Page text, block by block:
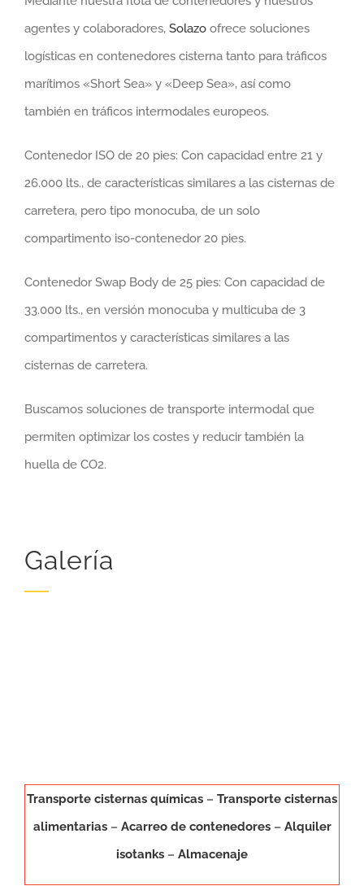
agentes y colaboradores, Solazo ofrece soluciones
logísticas en contenedores cisterna tanto para tráficos
marítimos «Short Sea» y «Deep Sea», así como
también en tráficos intermodales europeos.
Contenedor ISO de 20 pies: Con capacidad entre 21 y
26.000 lts., de características similares a las cisternas de
carretera, pero tipo monocuba, de un solo
compartimento iso-contenedor 20 pies.
Contenedor Swap Body de 25 pies: Con capacidad de
33.000 lts., en versión monocuba y multicuba de 3
compartimentos y características similares a las
cisternas de carretera.
Buscamos soluciones de transporte intermodal que
permiten optimizar los costes y reducir también la
huella de CO2.
Galería
Transporte cisternas químicas – Transporte cisternas
alimentarias– Acarreo de contenedores– Alquiler
isotanks – Almacenaje